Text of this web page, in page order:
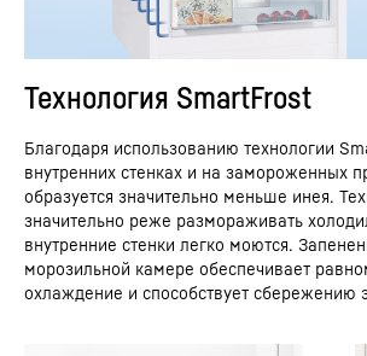
Технология SmartFrost
Благодаря использованию технологии
внутренних стенках и на замороженных
образуется значительно меньше инея.
значительно реже размораживать
внутренние стенки легко моются.
морозильной камере обеспечивает
охлаждение и способствует сбережению